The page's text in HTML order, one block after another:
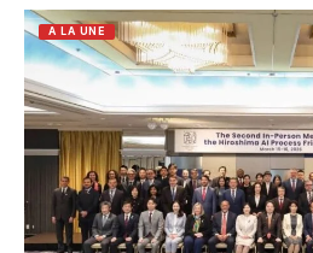
A LA UNE